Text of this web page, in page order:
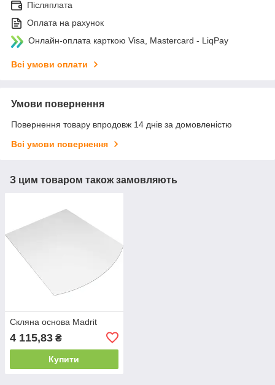
Післяплата
Оплата на рахунок
Онлайн-оплата карткою Visa, Mastercard - LiqPay
Всі умови оплати
Умови повернення
Повернення товару впродовж 14 днів за домовленістю
Всі умови повернення
З цим товаром також замовляють
Скляна основа Madrit
4 115,83 ₴
Купити